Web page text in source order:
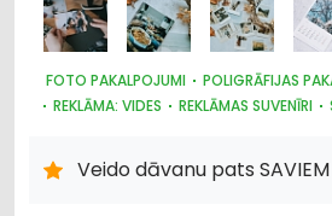
FOTO PAKALPOJUMI POLIGRĀFIJAS
REKLĀMA: VIDES
REKLĀMAS SUVENĪRI
Veido dāvanu pats